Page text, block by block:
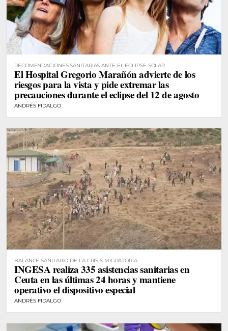
RECOMENDACIONES SANITARIAS ANTE EL ECLIPSE SOLAR
El Hospital Gregorio Marañón advierte de los
riesgos para la vista y pide extremar las
precauciones durante el eclipse del 12 de agosto
ANDRÉS FIDALGO
BALANCE SANITARIO DE LA CRISIS MIGRATORIA
INGESA realiza 335 asistencias sanitarias en
Ceuta en las últimas 24 horas y mantiene
operativo el dispositivo especial
ANDRÉS FIDALGO